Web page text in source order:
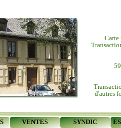
Carte
d'autres
VENTES SYNDIC